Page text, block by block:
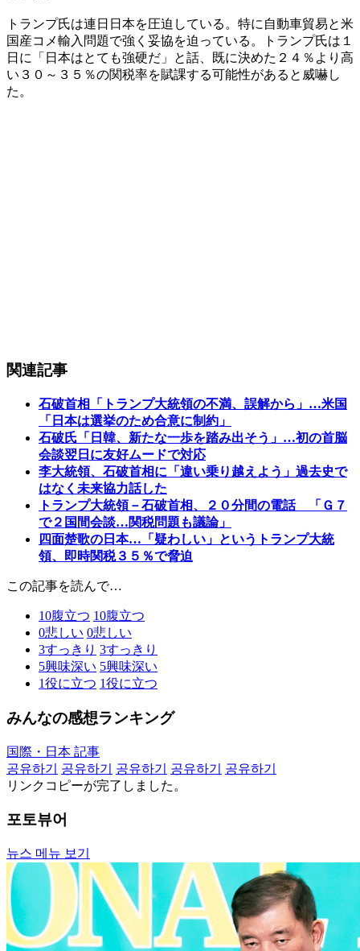
トランプ氏は連日日本を圧迫している。特に自動車貿易と米
国産コメ輸入問題で強く妥協を迫っている。トランプ氏は１
日に「日本はとても強硬だ」と話、既に決めた２４％より高
い３０～３５％の関税率を賦課する可能性があると威嚇し
た。
関連記事
石破首相「トランプ大統領の不満、誤解から」…米国
「日本は選挙のため合意に制約」
石破氏「日韓、新たな一歩を踏み出そう」…初の首脳
会談翌日に友好ムードで対応
李大統領、石破首相に「違い乗り越えよう」過去史で
はなく未来協力話した
トランプ大統領－石破首相、２０分間の電話 「Ｇ７
で２国間会談…関税問題も議論」
四面楚歌の日本…「疑わしい」というトランプ大統
領、即時関税３５％で脅迫
この記事を読んで…
10腹立つ 10腹立つ
0悲しい 0悲しい
3すっきり 3すっきり
5興味深い 5興味深い
1役に立つ 1役に立つ
みんなの感想ランキング
国際・日本 記事
공유하기
공유하기 공유하기 공유하기
공유하기
リンクコピーが完了しました。
포토뷰어
뉴스 메뉴 보기